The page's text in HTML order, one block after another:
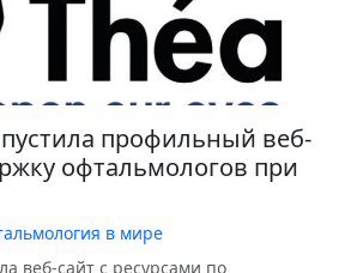
профильный веб-
офтальмологов при
в мире
веб-сайт с ресурсами по